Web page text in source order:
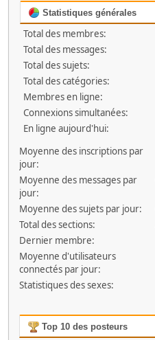
Statistiques générales
Total des membres:
Total des messages:
Total des sujets:
Total des catégories:
Membres en ligne:
Connexions simultanées:
En ligne aujourd'hui:
Moyenne des inscriptions par
jour:
Moyenne des messages par
jour:
Moyenne des sujets par jour:
Total des sections:
Dernier membre:
Moyenne d'utilisateurs
connectés par jour:
Statistiques des sexes:
Top 10 des posteurs